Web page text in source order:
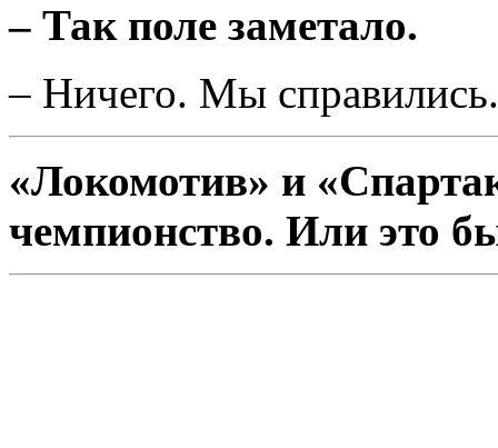
– Так поле заметало.
– Ничего. Мы
«Локомотив» и
чемпионство. Или это